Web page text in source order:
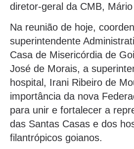
diretor-geral da CMB,
Na reunião de hoje,
superintendente
Casa de Misericórdia de
José de Morais, a
hospital, Irani Ribeiro de
importância da nova
para unir e fortalecer a
das Santas Casas e dos
filantrópicos goianos.